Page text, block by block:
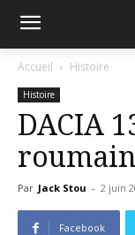
Accueil Histoire
Histoire
DACIA
Par Jack Stou - 2 juin
Facebook